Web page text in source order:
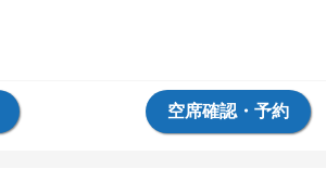
空席確認・予約